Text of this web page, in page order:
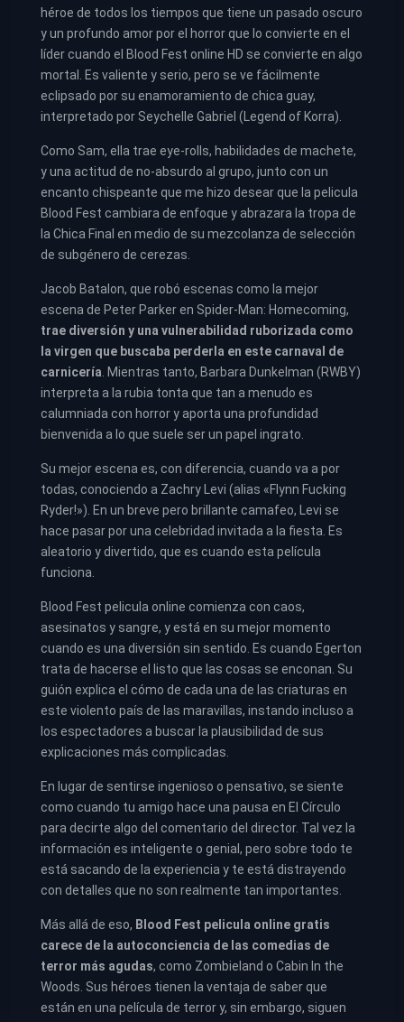
héroe de todos los tiempos que tiene un pasado oscuro
y un profundo amor por el horror que lo convierte en el
líder cuando el Blood Fest online HD se convierte en algo
mortal. Es valiente y serio, pero se ve fácilmente
eclipsado por su enamoramiento de chica guay,
interpretado por Seychelle Gabriel (Legend of Korra).
Como Sam, ella trae eye-rolls, habilidades de machete,
y una actitud de no-absurdo al grupo, junto con un
encanto chispeante que me hizo desear que la pelicula
Blood Fest cambiara de enfoque y abrazara la tropa de
la Chica Final en medio de su mezcolanza de selección
de subgénero de cerezas.
Jacob Batalon, que robó escenas como la mejor
escena de Peter Parker en Spider-Man: Homecoming,
trae diversión y una vulnerabilidad ruborizada como
la virgen que buscaba perderla en este carnaval de
carnicería . Mientras tanto, Barbara Dunkelman (RWBY)
interpreta a la rubia tonta que tan a menudo es
calumniada con horror y aporta una profundidad
bienvenida a lo que suele ser un papel ingrato.
Su mejor escena es, con diferencia, cuando va a por
todas, conociendo a Zachry Levi (alias «Flynn Fucking
Ryder!»). En un breve pero brillante camafeo, Levi se
hace pasar por una celebridad invitada a la fiesta. Es
aleatorio y divertido, que es cuando esta película
funciona.
Blood Fest pelicula online comienza con caos,
asesinatos y sangre, y está en su mejor momento
cuando es una diversión sin sentido. Es cuando Egerton
trata de hacerse el listo que las cosas se enconan. Su
guión explica el cómo de cada una de las criaturas en
este violento país de las maravillas, instando incluso a
los espectadores a buscar la plausibilidad de sus
explicaciones más complicadas.
En lugar de sentirse ingenioso o pensativo, se siente
como cuando tu amigo hace una pausa en El Círculo
para decirte algo del comentario del director. Tal vez la
información es inteligente o genial, pero sobre todo te
está sacando de la experiencia y te está distrayendo
con detalles que no son realmente tan importantes.
Más allá de eso, Blood Fest pelicula online gratis
carece de la autoconciencia de las comedias de
terror más agudas, como Zombieland o Cabin In the
Woods. Sus héroes tienen la ventaja de saber que
están en una película de terror y, sin embargo, siguen